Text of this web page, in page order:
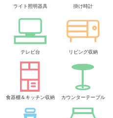
ライト照明器具 掛け時計
テレビ台 リビング収納
食器棚＆キッチン収納 カウンターテーブル